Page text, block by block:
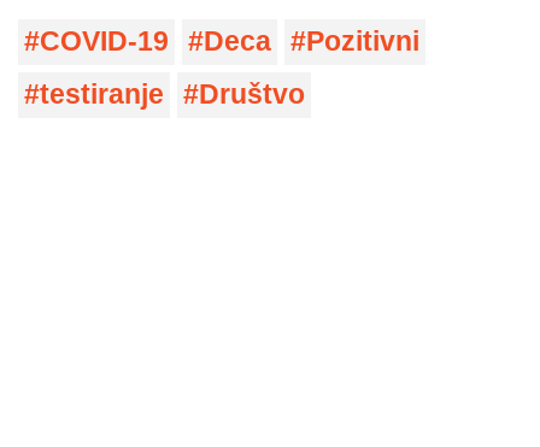
COVID-19 Deca
Pozitivni
testiranje
Društvo